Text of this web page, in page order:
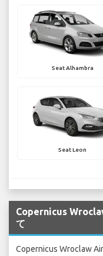
Seat Alhambra
Seat Leon
Copernicus
て
Copernicus Wroclaw